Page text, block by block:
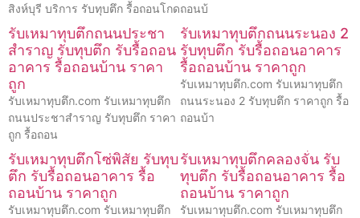
สิงห์บุรี บริการ รับทุบตึก รื้อถอนโกดถอนบ้
รับเหมาทุบตึกถนนประชา
สำราญ รับทุบตึก รับรื้อถอน
อาคาร รื้อถอนบ้าน ราคา
ถูก
รับเหมาทุบตึก.com รับเหมาทุบตึก
ถนนประชาสำราญ รับทุบตึก ราคา
ถูก รื้อถอน
รับเหมาทุบตึกถนนระนอง 2
รับทุบตึก รับรื้อถอนอาคาร
รื้อถอนบ้าน ราคาถูก
รับเหมาทุบตึก.com รับเหมาทุบตึก
ถนนระนอง 2 รับทุบตึก ราคาถูก รื้อ
ถอนบ้า
รับเหมาทุบตึกโซ่พิสัย รับทุบ
ตึก รับรื้อถอนอาคาร รื้อ
ถอนบ้าน ราคาถูก
รับเหมาทุบตึก.com รับเหมาทุบตึก
รับเหมาทุบตึกคลองจั่น รับ
ทุบตึก รับรื้อถอนอาคาร รื้อ
ถอนบ้าน ราคาถูก
รับเหมาทุบตึก.com รับเหมาทุบตึก